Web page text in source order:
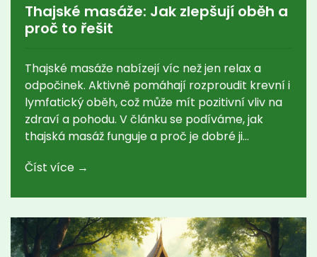
Thajské masáže: Jak zlepšují oběh a
proč to řešit
Thajské masáže nabízejí víc než jen relax a
odpočinek. Aktivně pomáhají rozproudit krevní i
lymfatický oběh, což může mít pozitivní vliv na
zdraví a pohodu. V článku se podíváme, jak
thajská masáž funguje a proč je dobré ji
se, na co si dát pozor a jaká doporučení vám
Číst více →